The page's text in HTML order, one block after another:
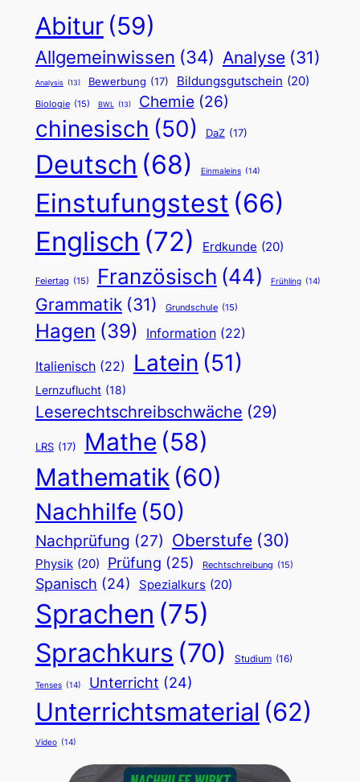
Abitur (59)
Allgemeinwissen (34) Analyse (31)
Analysis (13) Bewerbung (17) Bildungsgutschein (20)
Biologie (15) BWL (13) Chemie (26)
chinesisch (50) DaZ (17)
Deutsch (68) Einmaleins (14)
Einstufungstest (66)
Englisch (72) Erdkunde (20)
Feiertag (15) Französisch (44) Frühling (14)
Grammatik (31) Grundschule (15)
Hagen (39) Information (22)
Italienisch (22) Latein (51)
Lernzuflucht (18)
Leserechtschreibschwäche (29)
LRS (17) Mathe (58)
Mathematik (60)
Nachhilfe (50)
Nachprüfung (27) Oberstufe (30)
Physik (20) Prüfung (25) Rechtschreibung (15)
Spanisch (24) Spezialkurs (20)
Sprachen (75)
Sprachkurs (70) Studium (16)
Tenses (14) Unterricht (24)
Unterrichtsmaterial (62)
Video (14)